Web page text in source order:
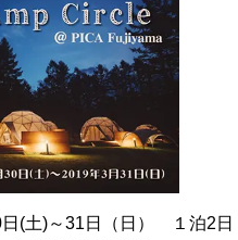
(土)～31日（日） １泊2日